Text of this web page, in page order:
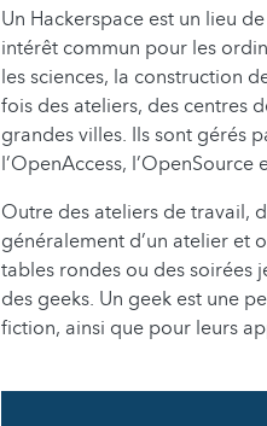
Un Hackerspace est un lieu
intérêt commun pour les
les sciences, la construction
fois des ateliers, des centres
grandes villes. Ils sont gérés
l’OpenAccess, l’OpenSource
Outre des ateliers de travail,
généralement d’un atelier et
tables rondes ou des soirées
des geeks. Un geek est une
fiction, ainsi que pour leurs